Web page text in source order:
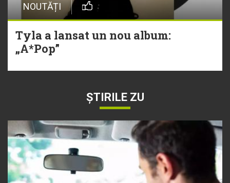
NOUTĂȚI
Tyla a lansat un nou album:
„A*Pop”
ȘTIRILE ZU